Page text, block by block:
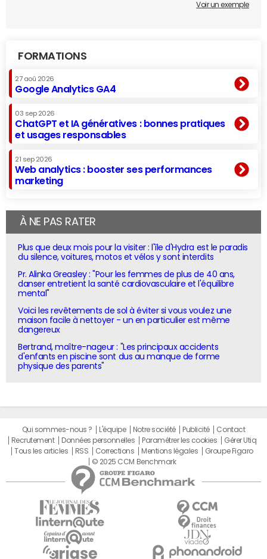
Voir un exemple
FORMATIONS
27 aoû 2026
Google Analytics GA4
03 sep 2026
ChatGPT et IA génératives : bonnes pratiques
et usages responsables
21 sep 2026
Web analytics : booster ses performances
marketing
À NE PAS RATER
Plus que deux mois pour la visiter : l'île d'Hydra est le paradis
du silence, voitures, motos et vélos y sont interdits
Pr. Alinka Greasley : "Pour les femmes de plus de 40 ans,
danser entretient la santé cardiovasculaire et l'équilibre
mental"
Voici les revêtements de sol à éviter si vous voulez une
maison facile à nettoyer - un en particulier est même
dangereux
Bertrand, maître-nageur : "Les principaux accidents
d'enfants en piscine sont dus au manque de forme
physique des parents"
Qui sommes-nous ? L'équipe Notre société Publicité
Contact
Recrutement
Données personnelles Paramétrer les cookies
Gérer Utiq
Tous les articles
RSS Corrections Mentions légales
Groupe Figaro
© 2025 CCM Benchmark